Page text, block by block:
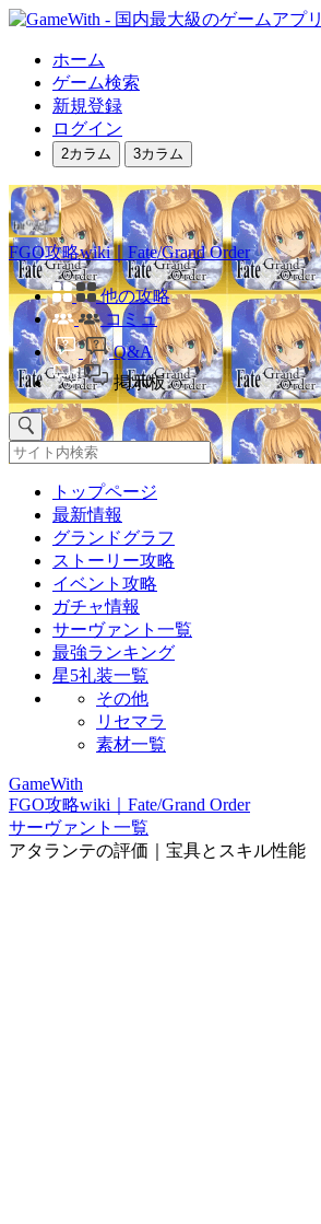
ホーム
ゲーム検索
新規登録
ログイン
2カラム 3カラム
FGO攻略wiki｜Fate/Grand Order
他の攻略
コミュ
Q&A
掲示板
トップページ
最新情報
グランドグラフ
ストーリー攻略
イベント攻略
ガチャ情報
サーヴァント一覧
最強ランキング
星5礼装一覧
その他
リセマラ
素材一覧
GameWith
FGO攻略wiki｜Fate/Grand Order
サーヴァント一覧
アタランテの評価｜宝具とスキル性能